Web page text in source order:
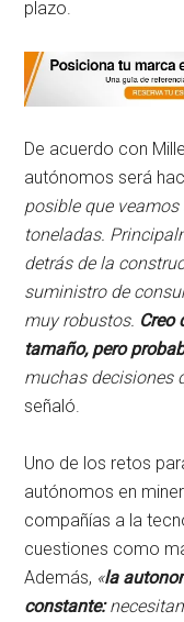
plazo.
De acuerdo con
autónomos será
posible que
toneladas.
detrás de la
suministro de
muy robustos. Creo
tamaño, pero
muchas decisiones
señaló.
Uno de los retos
autónomos en
compañías a la
cuestiones como
Además, «la
constante: